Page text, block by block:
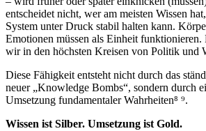
entscheidet nicht, wer am meisten Wissen
System unter Druck stabil halten kann.
Emotionen müssen als Einheit funktionieren.
wir in den höchsten Kreisen von Politik und
Diese Fähigkeit entsteht nicht durch das
neuer „Knowledge Bombs“, sondern durch
Umsetzung fundamentaler Wahrheiten⁸ ⁹.
Wissen ist Silber. Umsetzung ist Gold.